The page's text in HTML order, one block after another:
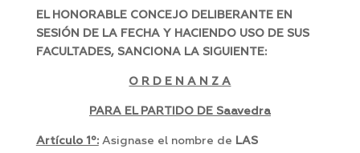
EL HONORABLE CONCEJO DELIBERANTE EN
SESIÓN DE LA FECHA Y HACIENDO USO DE SUS
FACULTADES, SANCIONA LA SIGUIENTE:
O R D E N A N Z A
PARA EL PARTIDO DE Saavedra
Artículo 1º:Asignase el nombre de LAS